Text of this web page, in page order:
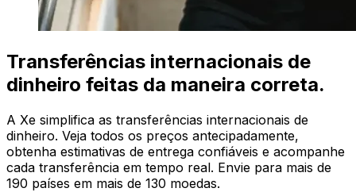
Transferências internacionais de
dinheiro feitas da maneira correta.
A Xe simplifica as transferências internacionais de
dinheiro. Veja todos os preços antecipadamente,
obtenha estimativas de entrega confiáveis e acompanhe
cada transferência em tempo real. Envie para mais de
190 países em mais de 130 moedas.